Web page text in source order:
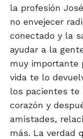
la profesión
no envejecer
conectado y la
ayudar a la
muy importante
vida te lo
los pacientes
corazón y
amistades,
más. La verdad